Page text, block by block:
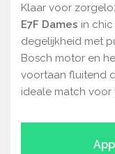
Klaar voor
E7F Dames in chic
degelijkheid met
Bosch motor en
voortaan fluitend
ideale match voor